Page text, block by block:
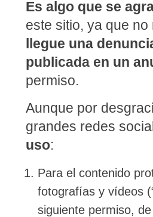
Es algo que se
este sitio, ya que
llegue una
publicada en un
permiso.
Aunque por
grandes redes
uso:
Para el contenido
fotografías y vídeos
siguiente permiso,